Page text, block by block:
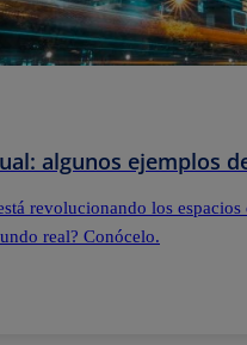
algunos ejemplos
revolucionando los
real? Conócelo.